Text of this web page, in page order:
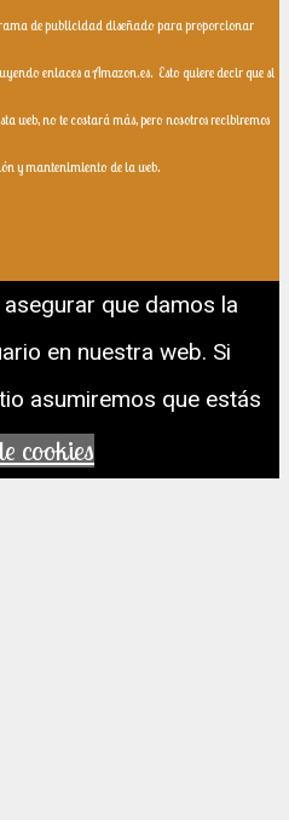
de publicidad diseñado para proporcionar
enlaces a Amazon.es. Esto quiere decir que si
web, no te costará más, pero nosotros recibiremos
y mantenimiento de la web.
que damos la
en nuestra web. Si
asumiremos que estás
cookies